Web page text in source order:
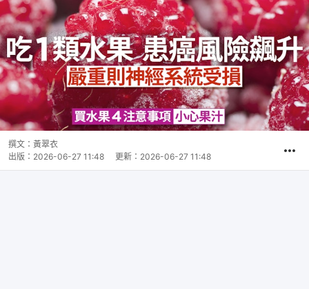
撰文： 黃翠衣
出版： 2026-06-27 11:48 更新： 2026-06-27 11:48